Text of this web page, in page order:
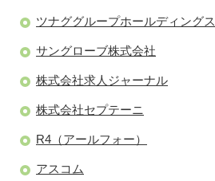
ツナググループホールディングス
サングローブ株式会社
株式会社求人ジャーナル
株式会社セプテーニ
R4（アールフォー）
アスコム